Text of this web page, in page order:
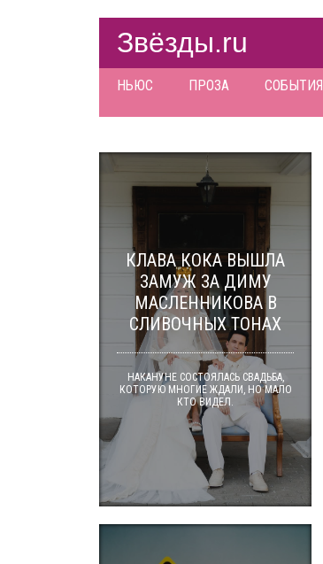
Звёзды.ru
НЬЮС ПРОЗА СОБЫТИЯ
КЛАВА КОКА ВЫШЛА
ЗАМУЖ ЗА ДИМУ
МАСЛЕННИКОВА В
СЛИВОЧНЫХ ТОНАХ
НАКАНУНЕ СОСТОЯЛАСЬ СВАДЬБА,
КОТОРУЮ МНОГИЕ ЖДАЛИ, НО МАЛО
КТО ВИДЕЛ.